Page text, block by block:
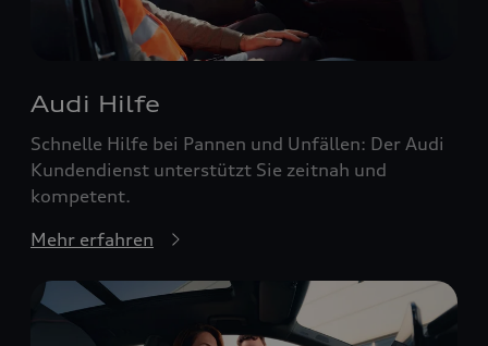
Audi Hilfe
Schnelle Hilfe bei Pannen und Unfällen: Der Audi
Kundendienst unterstützt Sie zeitnah und
kompetent.
Mehr erfahren